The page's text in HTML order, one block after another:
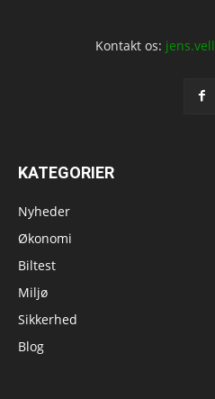
Kontakt os:
KATEGORIER
Nyheder
Økonomi
Biltest
Miljø
Sikkerhed
Blog